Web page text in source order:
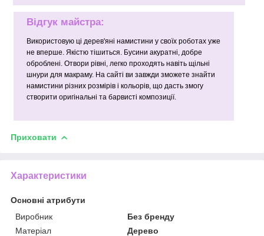
Відгук майстра:
Використовую ці дерев'яні намистини у своїх роботах уже
не вперше. Якістю тішиться. Бусини акуратні, добре
оброблені. Отвори рівні, легко проходять навіть щільні
шнури для макраму. На сайті ви завжди зможете знайти
намистини різних розмірів і кольорів, що дасть змогу
створити оригінальні та барвисті композиції.
Приховати
Характеристики
Основні атрибути
Виробник
Без бренду
Матеріал
Дерево